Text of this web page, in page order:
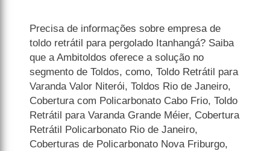
Precisa de informações sobre empresa de
toldo retrátil para pergolado Itanhangá? Saiba
que a Ambitoldos oferece a solução no
segmento de Toldos, como, Toldo Retrátil para
Varanda Valor Niterói, Toldos Rio de Janeiro,
Cobertura com Policarbonato Cabo Frio, Toldo
Retrátil para Varanda Grande Méier, Cobertura
Retrátil Policarbonato Rio de Janeiro,
Coberturas de Policarbonato Nova Friburgo,